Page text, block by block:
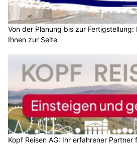
Von der Planung bis zur Fertigstellung:
Ihnen zur Seite
Kopf Reisen AG: Ihr erfahrener Partner